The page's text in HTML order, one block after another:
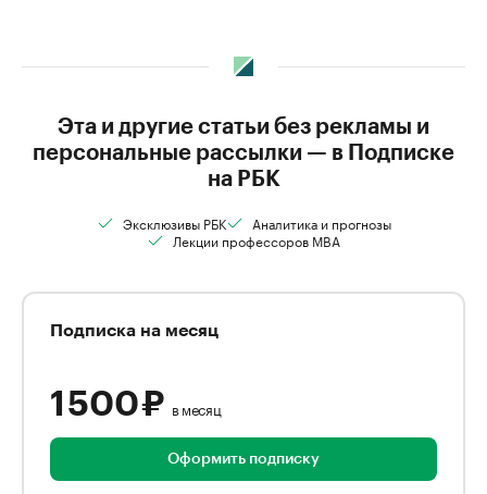
Эта и другие статьи без рекламы и
персональные рассылки — в Подписке
на РБК
Эксклюзивы РБК
Аналитика и прогнозы
Лекции профессоров MBA
Подписка на месяц
1 500 ₽ в месяц
Оформить подписку